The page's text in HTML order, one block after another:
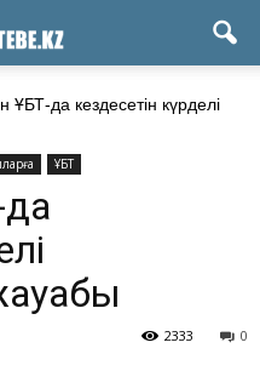
ҰБТ-да кездесетін күрделі
ҰБТ
0
2333